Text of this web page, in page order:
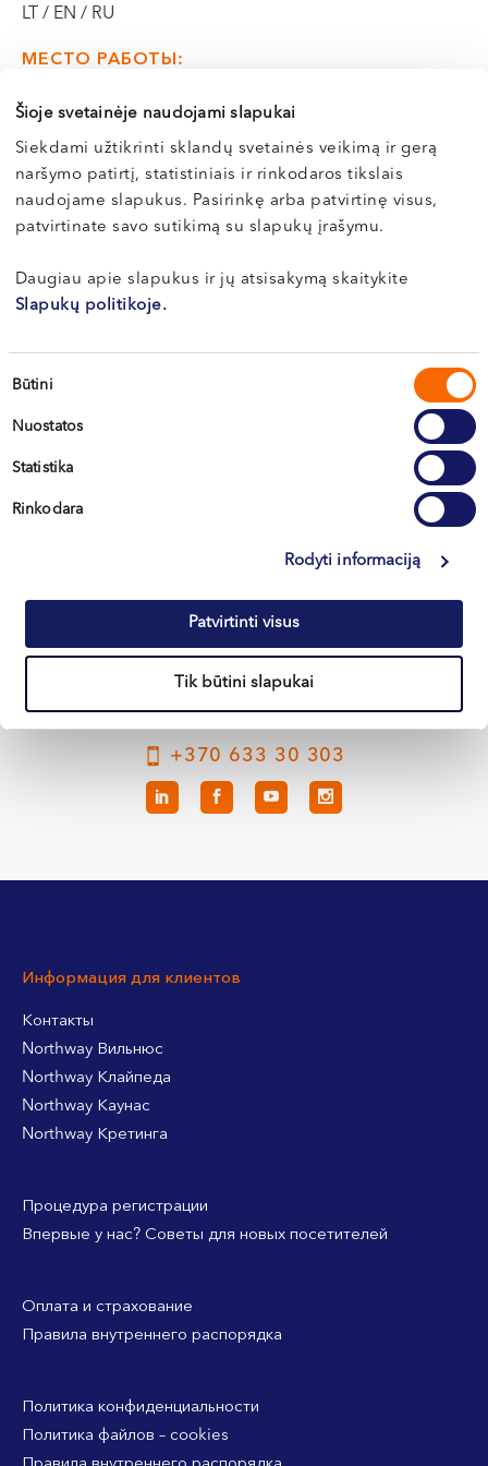
Šioje svetainėje naudojami slapukai
Siekdami užtikrinti sklandų svetainės veikimą ir gerą
naršymo patirtį, statistiniais ir rinkodaros tikslais
naudojame slapukus. Pasirinkę arba patvirtinę visus,
patvirtinate savo sutikimą su slapukų įrašymu.
Daugiau apie slapukus ir jų atsisakymą skaitykite
Slapukų politikoje.
Sutikimo
Būtini
Nuostatos
Statistika
Rinkodara
Rodyti informaciją
Patvirtinti visus
Tik būtini slapukai
VI, VII --
LT / EN / RU
МЕСТО РАБОТЫ:
Э-РЕГИСТРАЦИЯ
Кретинга
+370 633 30 303
Информация для клиентов
Контакты
Northway Вильнюс
Northway Клайпеда
Northway Каунас
Northway Кретинга
Процедура регистрации
Впервые у нас? Советы для новых посетителей
Оплата и страхование
Правила внутреннего распорядка
Политика конфиденциальности
Политика файлов – cookies